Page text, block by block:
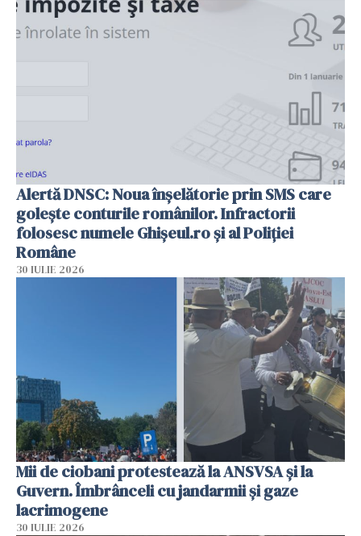
Alertă DNSC: Noua înșelătorie prin SMS care
golește conturile românilor. Infractorii
folosesc numele Ghișeul.ro și al Poliției
Române
30 IULIE 2026
Mii de ciobani protestează la ANSVSA și la
Guvern. Îmbrânceli cu jandarmii și gaze
lacrimogene
30 IULIE 2026